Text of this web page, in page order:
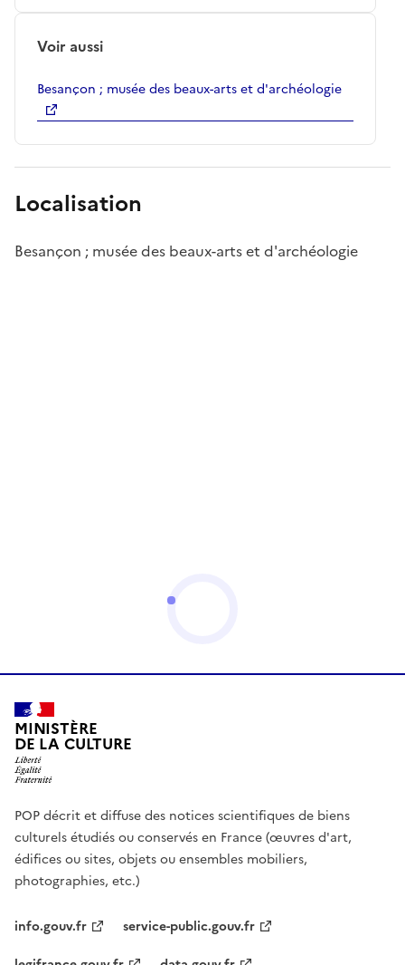
Voir aussi
Besançon ; musée des beaux-arts et d'archéologie
Localisation
Besançon ; musée des beaux-arts et d'archéologie
MINISTÈRE
DE LA CULTURE
POP décrit et diffuse des notices scientifiques de biens
culturels étudiés ou conservés en France (œuvres d'art,
édifices ou sites, objets ou ensembles mobiliers,
photographies, etc.)
info.gouv.fr
service-public.gouv.fr